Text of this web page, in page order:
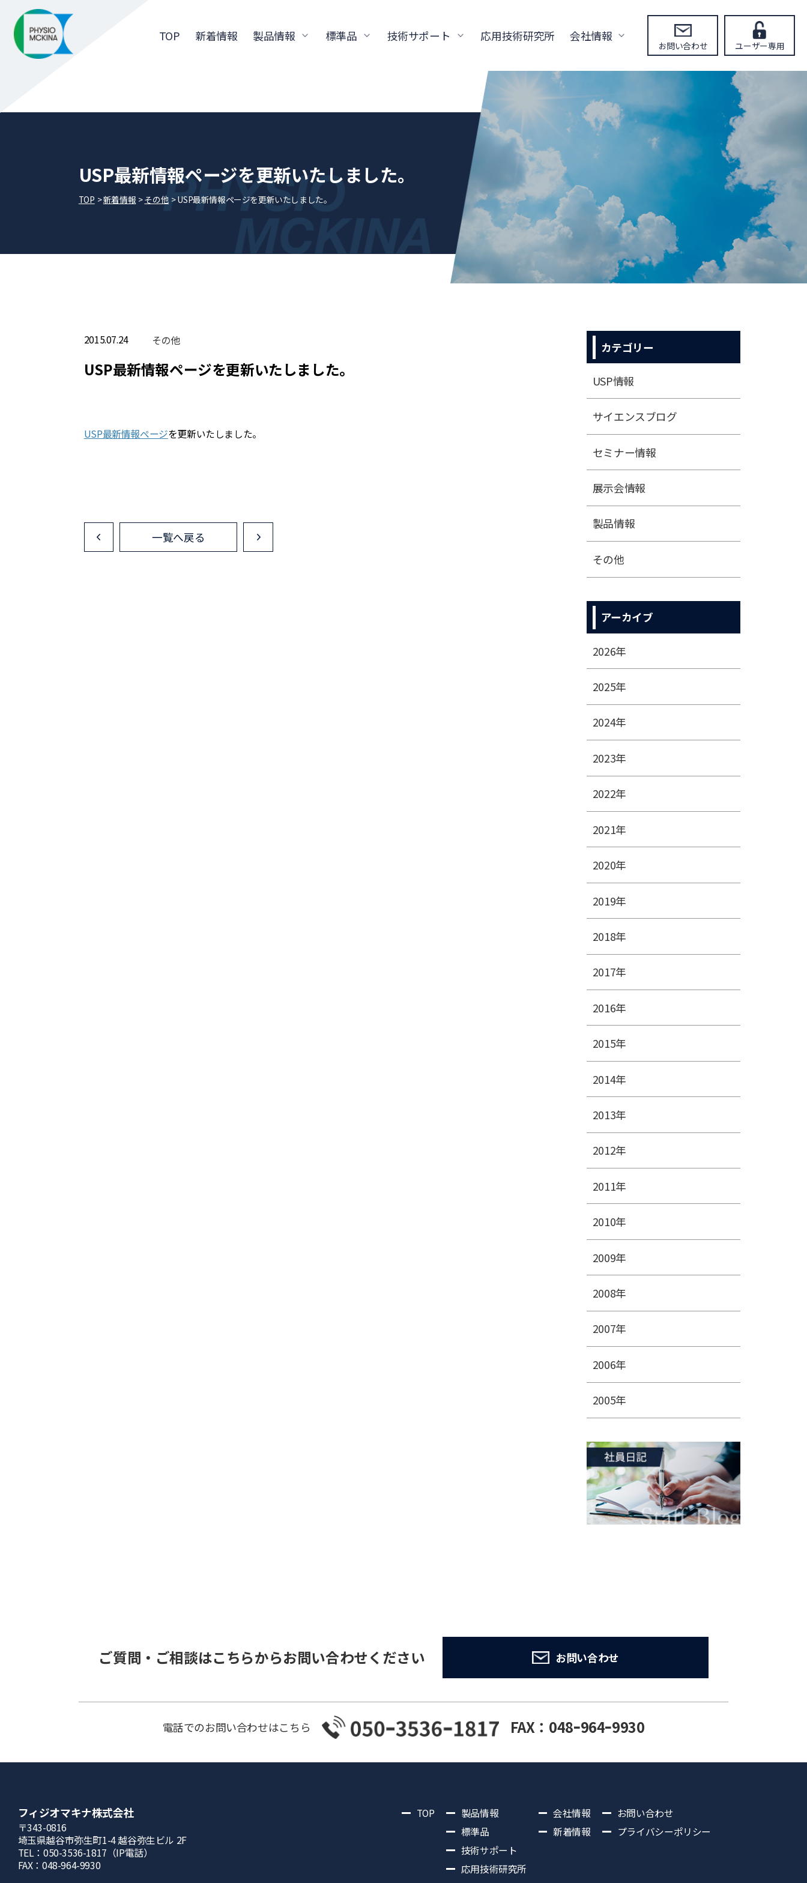
TOP 新着情報 製品情報 標準品 技術サポート 応用技術研究所 会社情報
お問い合わせ ユーザー専用
USP最新情報ページを更新いたしました。
TOP 新着情報 その他 USP最新情報ページを更新いたしました。
2015.07.24 その他
USP最新情報ページを更新いたしました。
USP最新情報ページを更新いたしました。
<
一覧へ戻る
カテゴリー
USP情報
サイエンスブログ
セミナー情報
展⽰会情報
製品情報
その他
アーカイブ
2026年
2025年
2024年
2023年
2022年
2021年
2020年
2019年
2018年
2017年
2016年
2015年
2014年
2013年
2012年
2011年
2010年
2009年
2008年
2007年
2006年
2005年
ご質問・ご相談はこちらからお問い合わせください お問い合わせ
電話でのお問い合わせはこちら FAX：048ｰ964ｰ9930
フィジオマキナ株式会社
〒343-0816
埼⽟県越⾕市弥⽣町1-4 越⾕弥⽣ビル 2F
TEL：050-3536-1817（IP電話）
FAX：048-964-9930
TOP
製品情報
標準品
技術サポート
応用技術研究所
会社情報
新着情報
お問い合わせ
プライバシーポリシー